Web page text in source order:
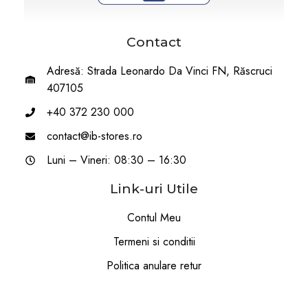
Contact
Adresă: Strada Leonardo Da Vinci FN, Răscruci
407105
+40 372 230 000
contact@ib-stores.ro
Luni – Vineri: 08:30 – 16:30
Link-uri Utile
Contul Meu
Termeni si conditii
Politica anulare retur